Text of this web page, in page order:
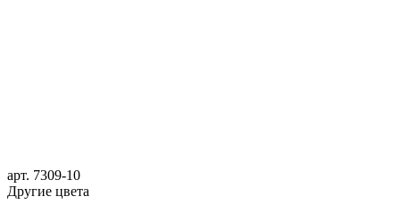
арт. 7309-10
Другие цвета